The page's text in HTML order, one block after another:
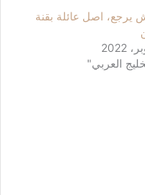
يرجع، اصل عائلة بقنة
العربي"